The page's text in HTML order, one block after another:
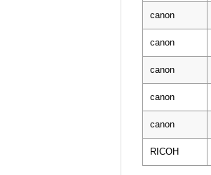
canon
canon
canon
canon
canon
RICOH